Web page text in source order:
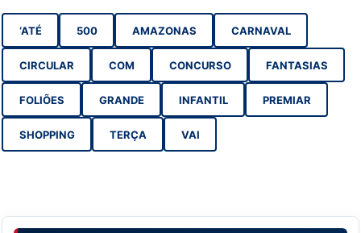
‘ATÉ 500 AMAZONAS CARNAVAL
CIRCULAR COM CONCURSO FANTASIAS
FOLIÕES GRANDE INFANTIL PREMIAR
SHOPPING TERÇA VAI